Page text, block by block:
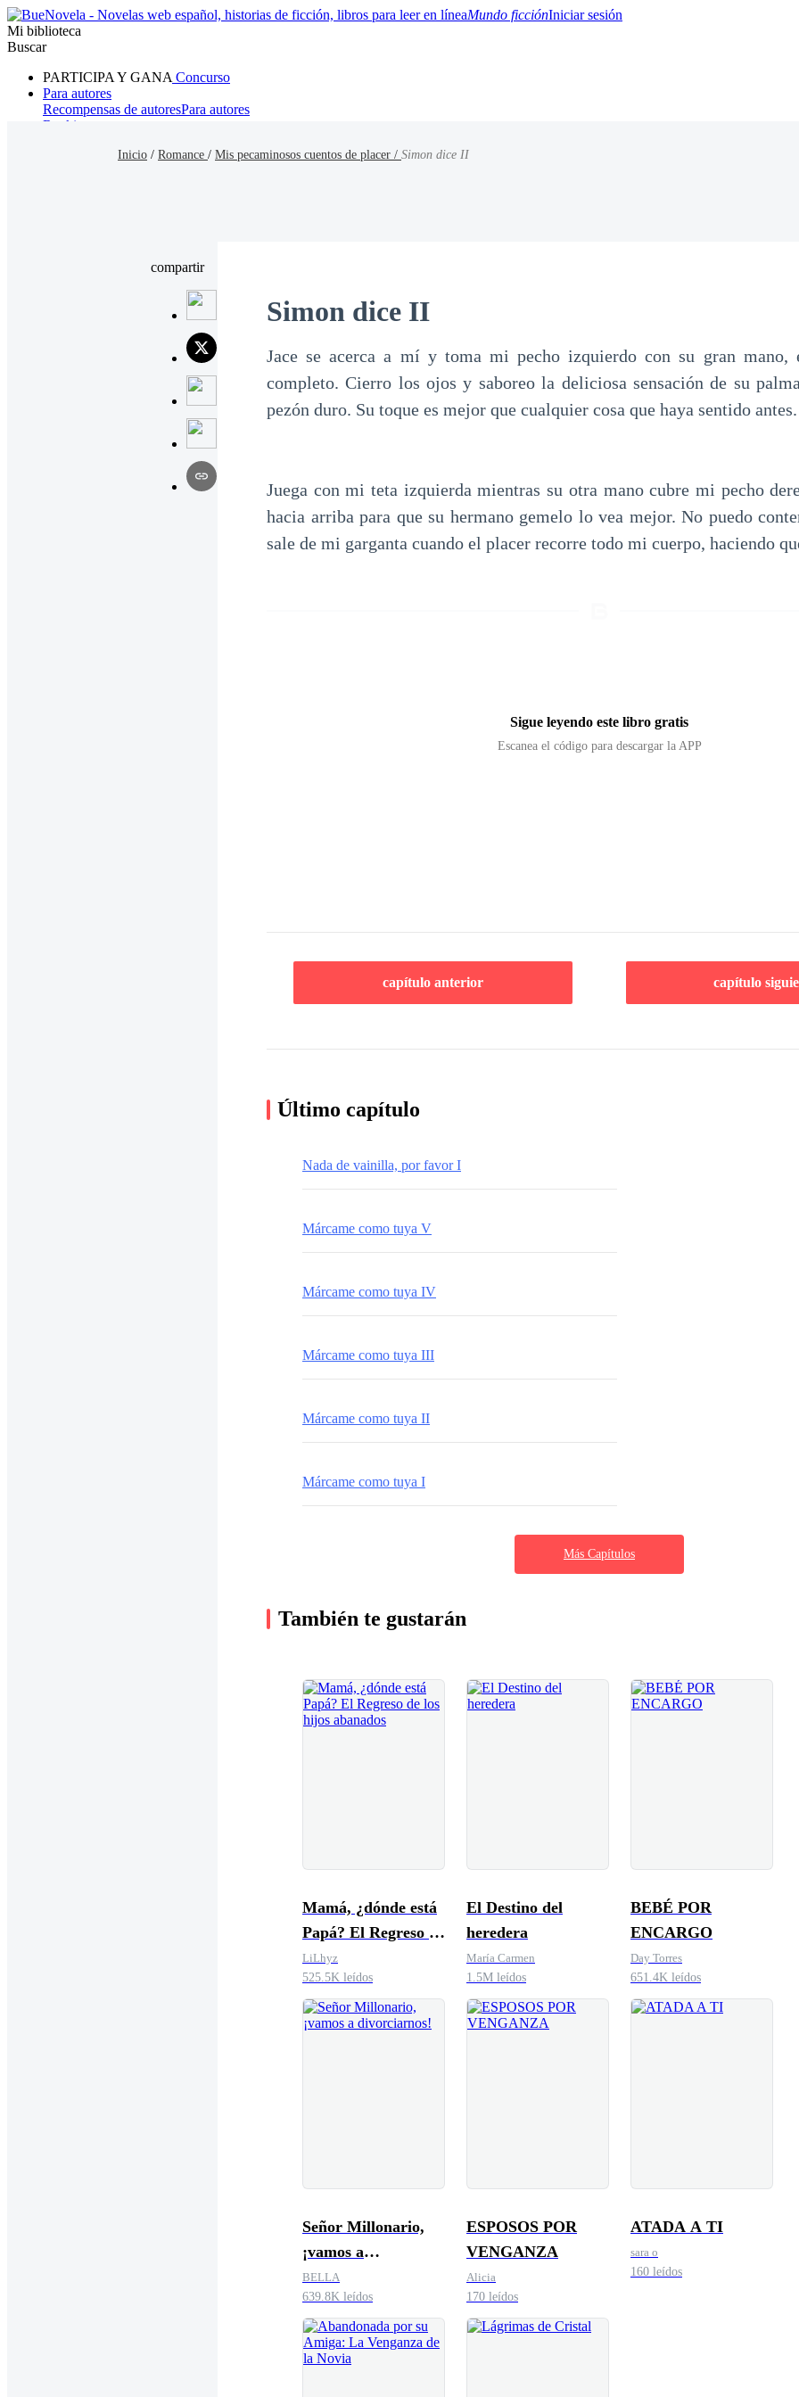
Mundo ficciónIniciar sesión
Mi biblioteca
Buscar
PARTICIPA Y GANA Concurso
Para autores
Recompensas de autoresPara autores
Ranking
Inicio / Romance / Mis pecaminosos cuentos de placer / Simon dice II
compartir
Simon dice II
Jace se acerca a mí y toma mi pecho izquierdo con su gran mano,
completo. Cierro los ojos y saboreo la deliciosa sensación de su
pezón duro. Su toque es mejor que cualquier cosa que haya sentido antes.
Juega con mi teta izquierda mientras su otra mano cubre mi pecho
hacia arriba para que su hermano gemelo lo vea mejor. No puedo
sale de mi garganta cuando el placer recorre todo mi cuerpo, haciendo
Sigue leyendo este libro gratis
Escanea el código para descargar la APP
capítulo anterior capítulo
Último capítulo
Nada de vainilla, por favor I
Márcame como tuya V
Márcame como tuya IV
Márcame como tuya III
Márcame como tuya II
Márcame como tuya I
Más Capítulos
También te gustarán
Mamá, ¿dónde está
Papá? El Regreso de
los hijos abanados
LiLhyz
525.5K leídos
El Destino del
heredera
María Carmen
1.5M leídos
BEBÉ POR
ENCARGO
Day Torres
651.4K leídos
Señor Millonario,
¡vamos a
divorciarnos!
BELLA
639.8K leídos
ESPOSOS POR
VENGANZA
Alicia
170 leídos
ATADA A TI
sara o
160 leídos